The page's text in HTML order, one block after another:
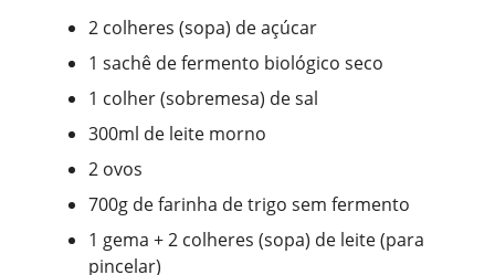
2 colheres (sopa) de açúcar
1 sachê de fermento biológico seco
1 colher (sobremesa) de sal
300ml de leite morno
2 ovos
700g de farinha de trigo sem fermento
1 gema + 2 colheres (sopa) de leite (para
pincelar)